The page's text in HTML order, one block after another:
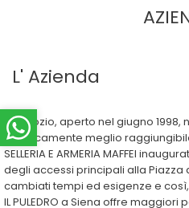
L' Azienda
Il negozio, aperto nel giugno 1998,
logisticamente meglio
SELLERIA E ARMERIA MAFFEI
degli accessi principali alla Piazza
cambiati tempi ed esigenze e così,
IL PULEDRO a Siena offre